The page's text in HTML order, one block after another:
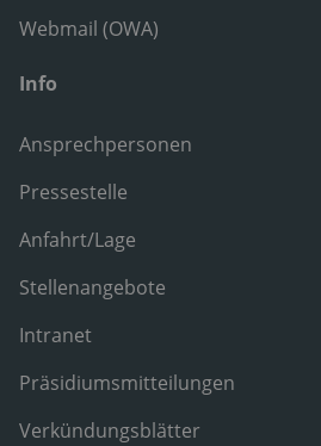
Webmail (OWA)
Info
Ansprechpersonen
Pressestelle
Anfahrt/Lage
Stellenangebote
Intranet
Präsidiumsmitteilungen
Verkündungsblätter